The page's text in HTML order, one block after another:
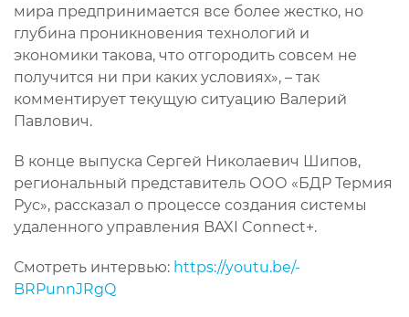
мира предпринимается все более жестко, но
глубина проникновения технологий и
экономики такова, что отгородить совсем не
получится ни при каких условиях», – так
комментирует текущую ситуацию Валерий
Павлович.
В конце выпуска Сергей Николаевич Шипов,
региональный представитель ООО «БДР Термия
Рус», рассказал о процессе создания системы
удаленного управления BAXI Connect+.
Смотреть интервью: https://youtu.be/-
BRPunnJRgQ